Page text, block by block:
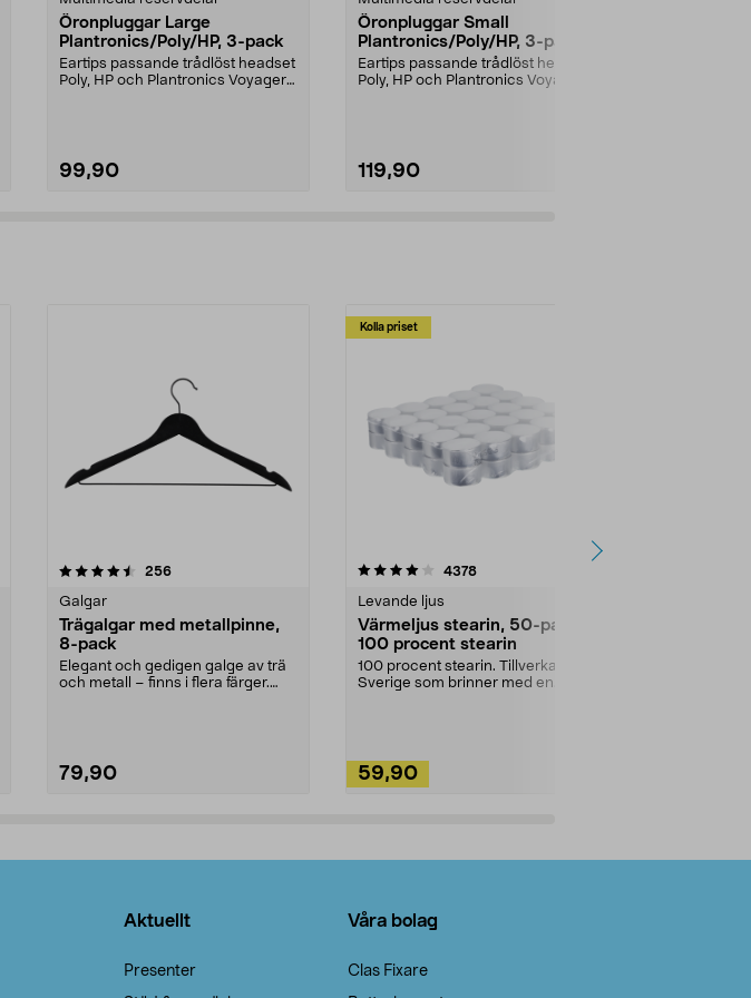
Öronpluggar Large
Plantronics/Poly/HP, 3-pack
Eartips passande trådlöst headset
Poly, HP och Plantronics Voyager
99,90
Öronpluggar Small
Plantronics/Poly/HP, 3-pack
Eartips passande trådlöst headset
Poly, HP och Plantronics Voyager
119,90
256recensioner
Galgar
Trägalgar med metallpinne,
8-pack
Elegant och gedigen galge av trä
och metall – finns i flera färger.
79,90
Kolla priset
4.0av 5 stjärnor 4378recensioner
Levande ljus
Värmeljus stearin, 50-pack,
100 procent stearin
100 procent stearin. Tillverkade i
Sverige som brinner med en
59,90
4.5av 5 stjärnor
Aktuellt
Presenter
Våra bolag
Clas Fixare